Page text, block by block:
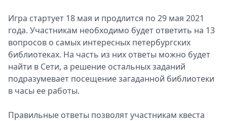
Игра стартует 18 мая и продлится по 29 мая 2021
года. Участникам необходимо будет ответить на 13
вопросов о самых интересных петербургских
библиотеках. На часть из них ответы можно будет
найти в Сети, а решение остальных заданий
подразумевает посещение загаданной библиотеки
в часы ее работы.
Правильные ответы позволят участникам квеста